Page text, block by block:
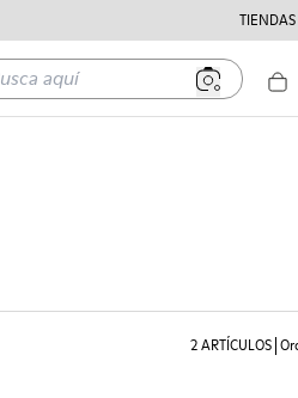
aquí
2ARTÍCULOS